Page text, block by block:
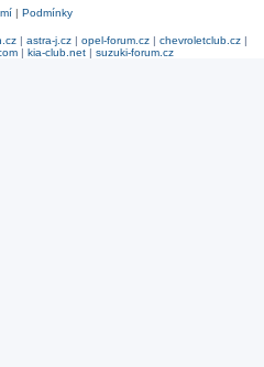
| Podmínky
| astra-j.cz | opel-forum.cz | chevroletclub.cz |
| kia-club.net| suzuki-forum.cz